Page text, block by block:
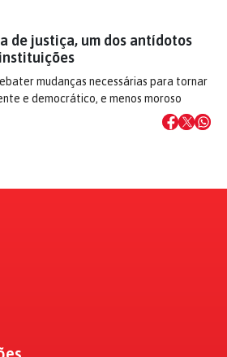
de justiça, um dos antídotos
mudanças necessárias para tornar
e democrático, e menos moroso